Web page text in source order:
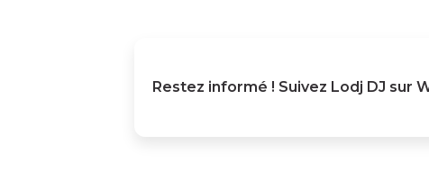
Restez informé ! Suivez Lodj DJ sur